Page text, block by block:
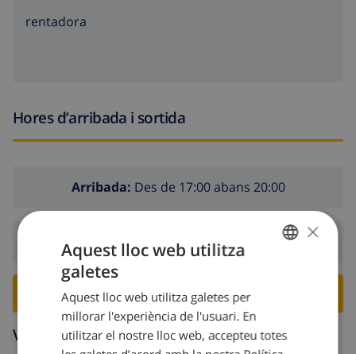
rentadora
Hores d’arribada i sortida
Arribada: Des de 17:00 abans 20:00
Sortida: Abans: 10:00
RESERVA AQUESTA VILLA ›
Voltants
DUTCH
×
Aquest lloc web utilitza
galetes
Aquest lloc web utilitza galetes per
millorar l'experiència de l'usuari. En
utilitzar el nostre lloc web, accepteu totes